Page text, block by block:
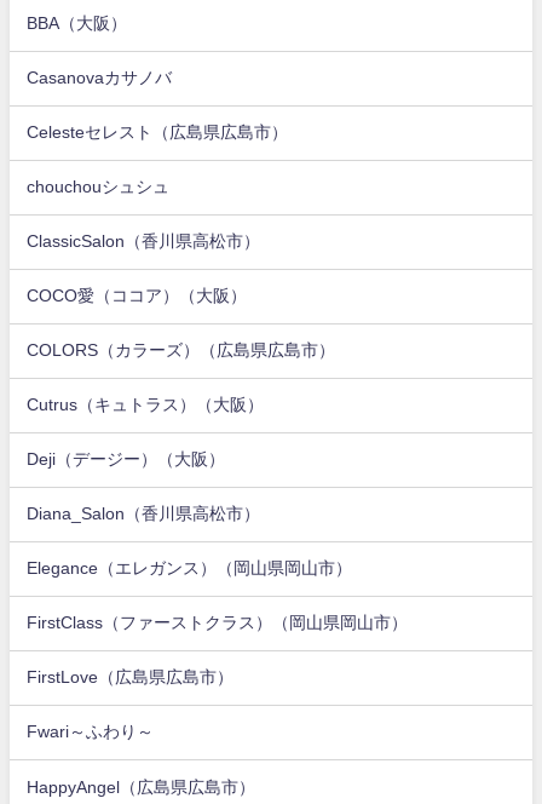
BBA（大阪）
Casanovaカサノバ
Celesteセレスト（広島県広島市）
chouchouシュシュ
ClassicSalon（香川県高松市）
COCO愛（ココア）（大阪）
COLORS（カラーズ）（広島県広島市）
Cutrus（キュトラス）（大阪）
Deji（デージー）（大阪）
Diana_Salon（香川県高松市）
Elegance（エレガンス）（岡山県岡山市）
FirstClass（ファーストクラス）（岡山県岡山市）
FirstLove（広島県広島市）
Fwari～ふわり～
HappyAngel（広島県広島市）